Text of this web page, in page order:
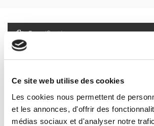
Ce site web utilise des cookies
Les cookies nous permettent de
et les annonces, d'offrir des
médias sociaux et d'analyser notre
Specifications
Contents
Specifications